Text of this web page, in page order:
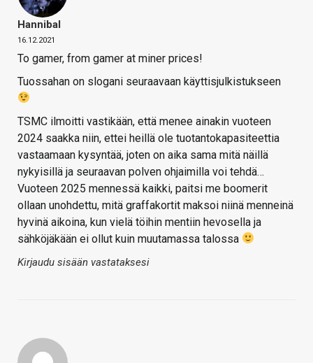
Hannibal
16.12.2021
To gamer, from gamer at miner prices!
Tuossahan on slogani seuraavaan käyttisjulkistukseen
TSMC ilmoitti vastikään, että menee ainakin vuoteen
2024 saakka niin, ettei heillä ole tuotantokapasiteettia
vastaamaan kysyntää, joten on aika sama mitä näillä
nykyisillä ja seuraavan polven ohjaimilla voi tehdä…
Vuoteen 2025 mennessä kaikki, paitsi me boomerit
ollaan unohdettu, mitä graffakortit maksoi niinä menneinä
hyvinä aikoina, kun vielä töihin mentiin hevosella ja
sähköjäkään ei ollut kuin muutamassa talossa
Kirjaudu sisään vastataksesi